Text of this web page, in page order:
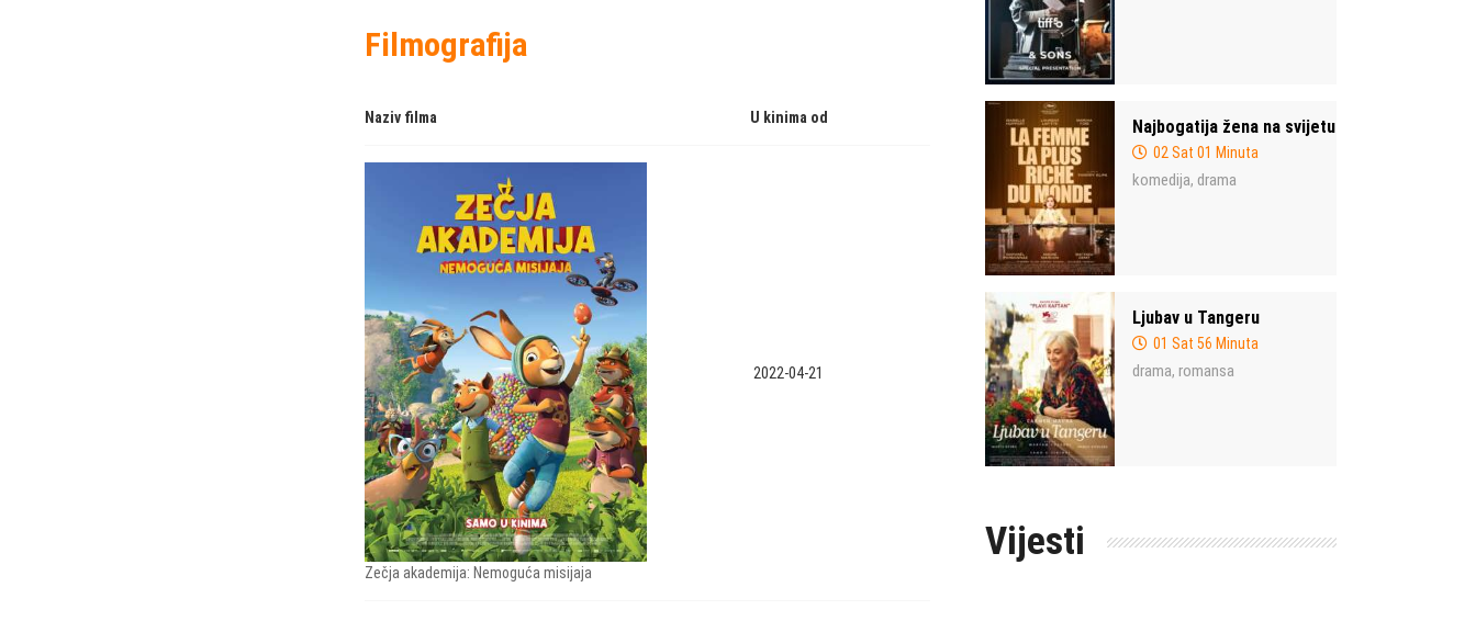
Filmografija
Naziv filma U kinima od
Zečja akademija: Nemoguća misijaja
2022-04-21
Najbogatija žena na svijetu
02 Sat 01 Minuta
komedija, drama
Ljubav u Tangeru
01 Sat 56 Minuta
drama, romansa
Vijesti